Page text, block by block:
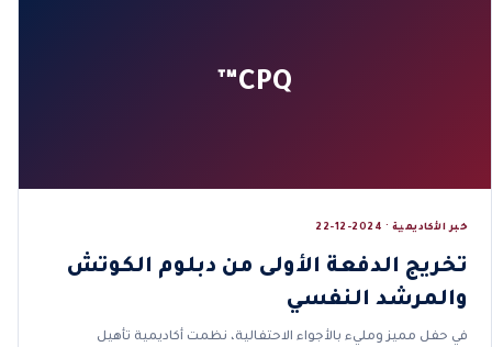
CPQ™
خبر الأكاديمية · 2024-12-22
تخريج الدفعة الأولى من دبلوم الكوتش
والمرشد النفسي
في حفل مميز ومليء بالأجواء الاحتفالية، نظمت أكاديمية تأهيل